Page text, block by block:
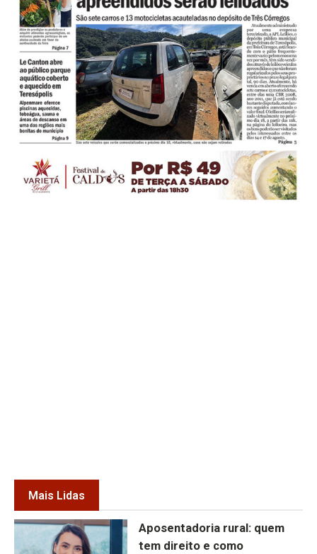
Mais Lidas
Aposentadoria rural: quem
tem direito e como